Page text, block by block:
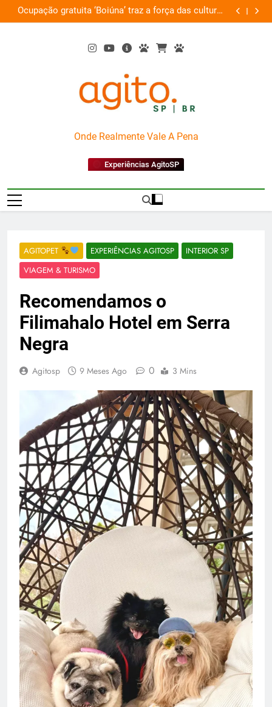
to
Ocupação gratuita ‘Boiúna’ traz a força das culturas
amazônicas e arte
AgitoSP
Onde Realmente Vale A Pena
Experiências AgitoSP
AGITOPET EXPERIÊNCIAS AGITOSP
INTERIOR SP
VIAGEM & TURISMO
Recomendamos o
Filimahalo Hotel em Serra
Negra
Agitosp 9 Meses Ago 0 3 Mins